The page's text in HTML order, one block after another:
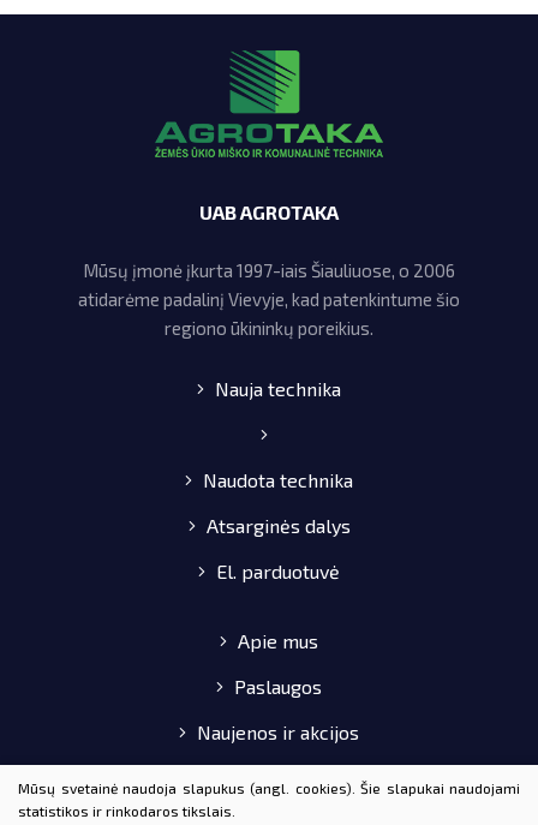
UAB AGROTAKA
Mūsų įmonė įkurta 1997-iais Šiauliuose, o 2006
atidarėme padalinį Vievyje, kad patenkintume šio
regiono ūkininkų poreikius.
Nauja technika
Naudota technika
Atsarginės dalys
El. parduotuvė
Apie mus
Paslaugos
Naujenos ir akcijos
Pirkimo-pardavimo taisyklės
Mūsų svetainė naudoja slapukus (angl. cookies). Šie slapukai naudojami
statistikos ir rinkodaros tikslais.